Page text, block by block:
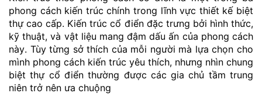
phong cách kiến trúc chính trong lĩnh vực thiết kế biệt
thự cao cấp. Kiến trúc cổ điển đặc trưng bởi hình thức,
kỹ thuật, và vật liệu mang đậm dấu ấn của phong cách
này. Tùy từng sở thích của mỗi người mà lựa chọn cho
mình phong cách kiến trúc yêu thích, nhưng nhìn chung
biệt thự cổ điển thường được các gia chủ tầm trung
niên trở nên ưa chuộng